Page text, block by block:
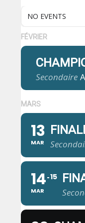
NO EVENTS
FÉVRIER
Secondaire
MARS
13
MAR
14
MAR
15